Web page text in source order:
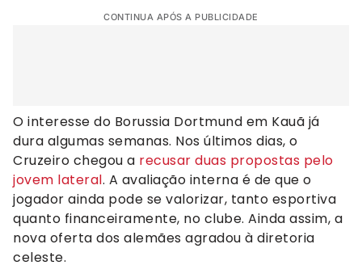
CONTINUA APÓS A PUBLICIDADE
O interesse do Borussia Dortmund em Kauã já
dura algumas semanas. Nos últimos dias, o
Cruzeiro chegou a recusar duas propostas pelo
jovem lateral. A avaliação interna é de que o
jogador ainda pode se valorizar, tanto esportiva
quanto financeiramente, no clube. Ainda assim, a
nova oferta dos alemães agradou à diretoria
celeste.